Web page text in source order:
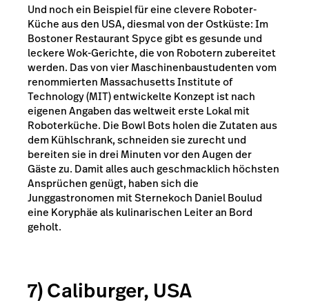
Und noch ein Beispiel für eine clevere Roboter-
Küche aus den USA, diesmal von der Ostküste: Im
BostonerRestaurant Spycegibt es gesunde und
leckere Wok-Gerichte, die von Robotern zubereitet
werden. Das von vier Maschinenbaustudenten vom
renommierten Massachusetts Institute of
Technology (MIT) entwickelte Konzept ist nach
eigenen Angaben das weltweit erste Lokal mit
Roboterküche. Die Bowl Bots holen die Zutaten aus
dem Kühlschrank, schneiden sie zurecht und
bereiten sie in drei Minuten vor den Augen der
Gäste zu. Damit alles auch geschmacklich höchsten
Ansprüchen genügt, haben sich die
Junggastronomen mit Sternekoch Daniel Boulud
eine Koryphäe als kulinarischen Leiter an Bord
geholt.
7) Caliburger, USA